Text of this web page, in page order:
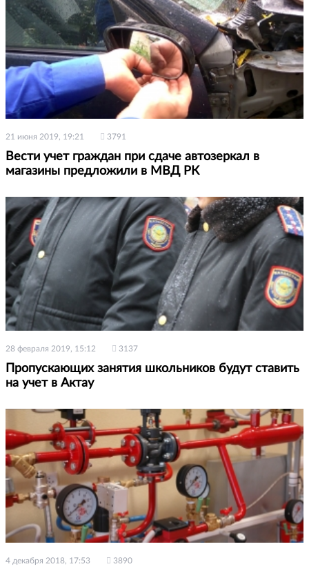
21 июня 2019, 19:21 3791
Вести учет граждан при сдаче автозеркал в
магазины предложили в МВД РК
28 февраля 2019, 15:12 3137
Пропускающих занятия школьников будут ставить
на учет в Актау
4 декабря 2018, 17:53 3890